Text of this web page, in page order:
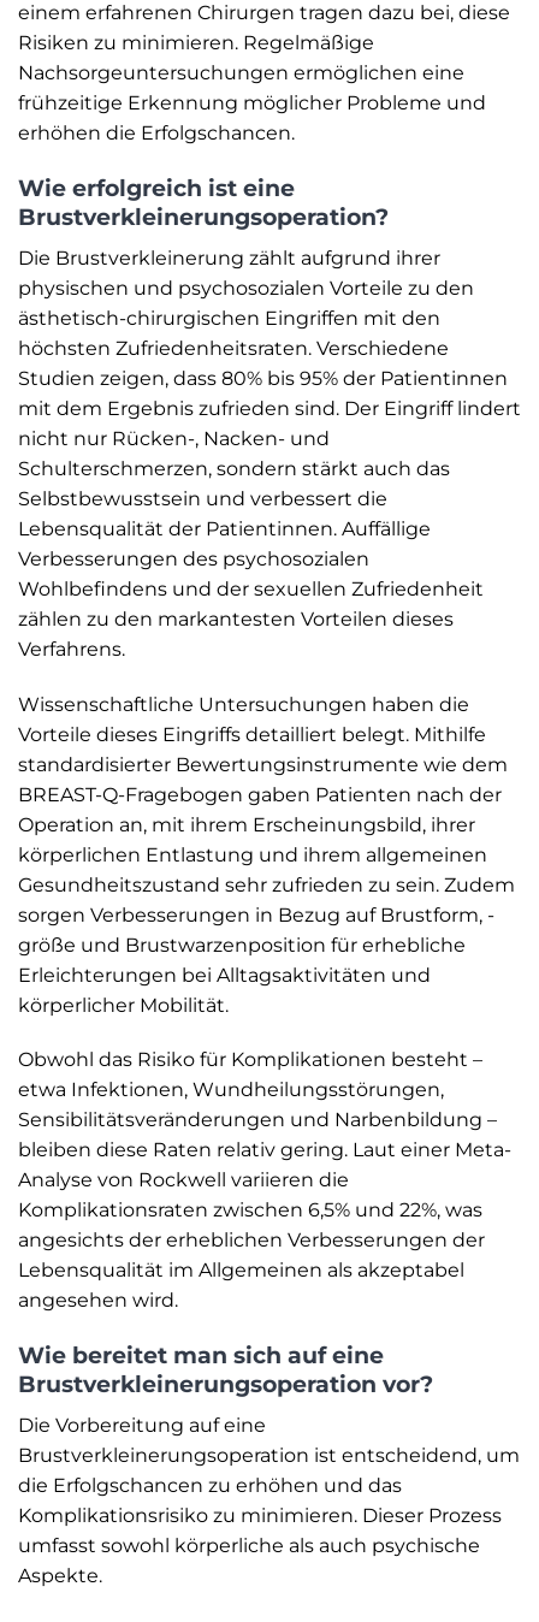
einem erfahrenen Chirurgen tragen dazu bei, diese
Risiken zu minimieren. Regelmäßige
Nachsorgeuntersuchungen ermöglichen eine
frühzeitige Erkennung möglicher Probleme und
erhöhen die Erfolgschancen.
Wie erfolgreich ist eine
Brustverkleinerungsoperation?
Die Brustverkleinerung zählt aufgrund ihrer
physischen und psychosozialen Vorteile zu den
ästhetisch-chirurgischen Eingriffen mit den
höchsten Zufriedenheitsraten. Verschiedene
Studien zeigen, dass 80% bis 95% der Patientinnen
mit dem Ergebnis zufrieden sind. Der Eingriff lindert
nicht nur Rücken-, Nacken- und
Schulterschmerzen, sondern stärkt auch das
Selbstbewusstsein und verbessert die
Lebensqualität der Patientinnen. Auffällige
Verbesserungen des psychosozialen
Wohlbefindens und der sexuellen Zufriedenheit
zählen zu den markantesten Vorteilen dieses
Verfahrens.
Wissenschaftliche Untersuchungen haben die
Vorteile dieses Eingriffs detailliert belegt. Mithilfe
standardisierter Bewertungsinstrumente wie dem
BREAST-Q-Fragebogen gaben Patienten nach der
Operation an, mit ihrem Erscheinungsbild, ihrer
körperlichen Entlastung und ihrem allgemeinen
Gesundheitszustand sehr zufrieden zu sein. Zudem
sorgen Verbesserungen in Bezug auf Brustform, -
größe und Brustwarzenposition für erhebliche
Erleichterungen bei Alltagsaktivitäten und
körperlicher Mobilität.
Obwohl das Risiko für Komplikationen besteht –
etwa Infektionen, Wundheilungsstörungen,
Sensibilitätsveränderungen und Narbenbildung –
bleiben diese Raten relativ gering. Laut einer Meta-
Analyse von Rockwell variieren die
Komplikationsraten zwischen 6,5% und 22%, was
angesichts der erheblichen Verbesserungen der
Lebensqualität im Allgemeinen als akzeptabel
angesehen wird.
Wie bereitet man sich auf eine
Brustverkleinerungsoperation vor?
Die Vorbereitung auf eine
Brustverkleinerungsoperation ist entscheidend, um
die Erfolgschancen zu erhöhen und das
Komplikationsrisiko zu minimieren. Dieser Prozess
umfasst sowohl körperliche als auch psychische
Aspekte.